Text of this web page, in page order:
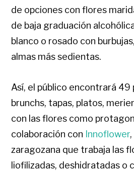
de opciones con flores
de baja graduación
blanco o rosado con
almas más sedientas.
Así, el público encontrará 49
brunchs, tapas, platos,
con las flores como
colaboración con Innoflower
zaragozana que trabaja las
liofilizadas, deshidratadas o